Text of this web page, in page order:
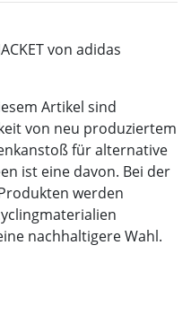
von adidas
Artikel sind
von neu produziertem
für alternative
ist eine davon. Bei der
werden
nachhaltigere Wahl.